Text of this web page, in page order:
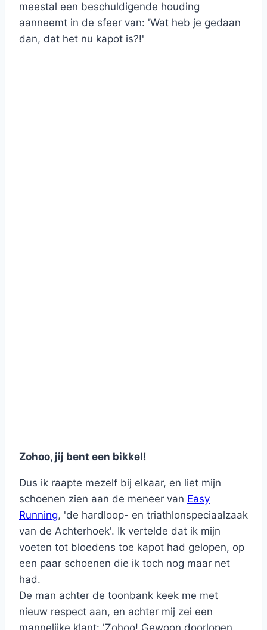
meestal een beschuldigende houding
aanneemt in de sfeer van: 'Wat heb je gedaan
dan, dat het nu kapot is?!'
Zohoo, jij bent een bikkel!
Dus ik raapte mezelf bij elkaar, en liet mijn
schoenen zien aan de meneer van Easy
Running, 'de hardloop- en triathlonspeciaalzaak
van de Achterhoek'. Ik vertelde dat ik mijn
voeten tot bloedens toe kapot had gelopen, op
een paar schoenen die ik toch nog maar net
had.
De man achter de toonbank keek me met
nieuw respect aan, en achter mij zei een